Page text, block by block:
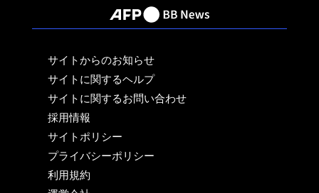
サイトからのお知らせ
サイトに関するヘルプ
サイトに関するお問い合わせ
採用情報
サイトポリシー
プライバシーポリシー
利用規約